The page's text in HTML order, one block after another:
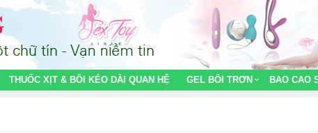
THUỐC XỊT & BÔI KÉO DÀI QUAN HỆ GEL BÔI TRƠN BAO CAO